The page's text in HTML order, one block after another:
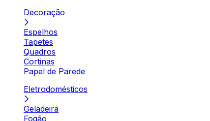
Decoração
Espelhos
Tapetes
Quadros
Cortinas
Papel de Parede
Eletrodomésticos
Geladeira
Fogão